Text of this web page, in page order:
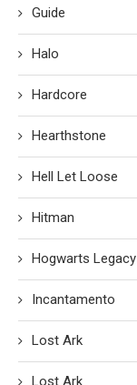
Guide
Halo
Hardcore
Hearthstone
Hell Let Loose
Hitman
Hogwarts Legacy
Incantamento
Lost Ark
Lost Ark